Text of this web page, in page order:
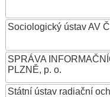
Sociologický ústav AV
SPRÁVA
PLZNĚ, p. o.
Státní ústav radiační